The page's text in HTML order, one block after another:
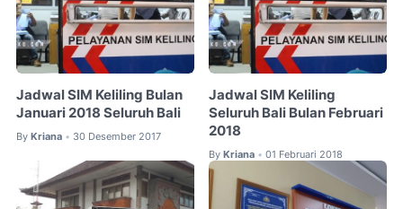
Jadwal SIM Keliling Bulan
Januari 2018 Seluruh Bali
By Kriana • 30 Desember 2017
Jadwal SIM Keliling
Seluruh Bali Bulan Februari
2018
By Kriana • 01 Februari 2018